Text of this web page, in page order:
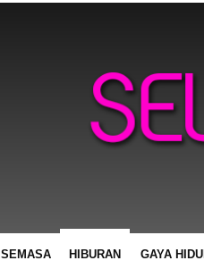
SEMASA HIBURAN GAYA